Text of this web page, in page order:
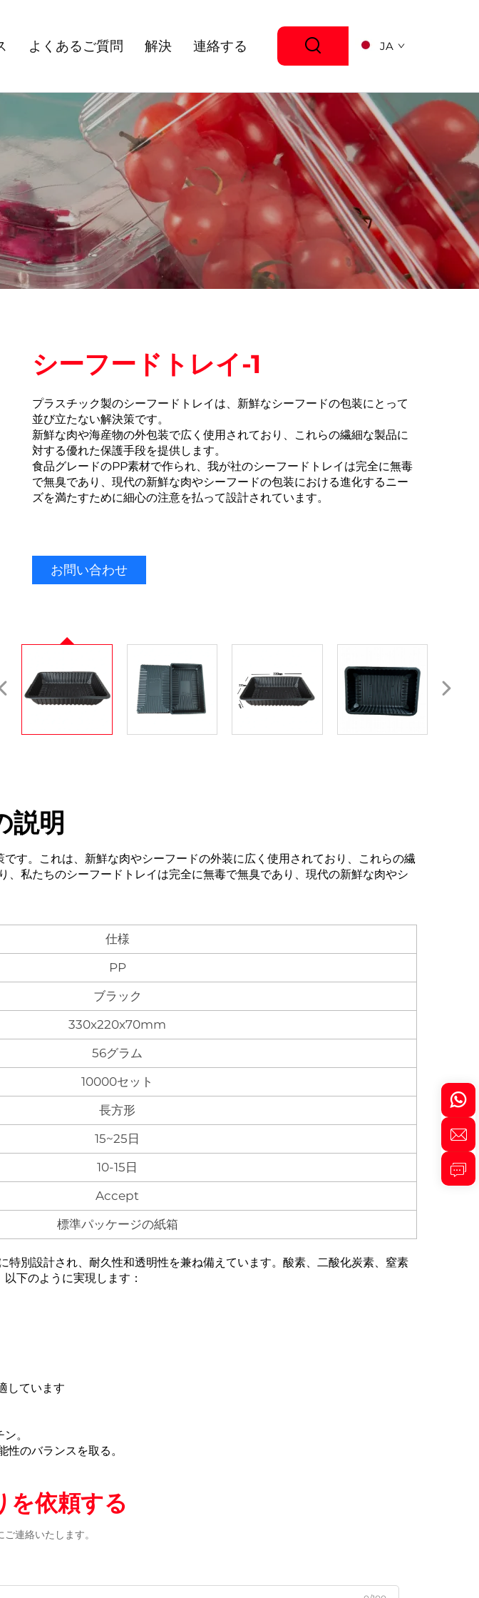
よくあるご質問 解決 連絡する JA
シーフードトレイ-1
プラスチック製のシーフードトレイは、新鮮なシーフードの包装にとって
並び立たない解決策です。
新鮮な肉や海産物の外包装で広く使用されており、これらの繊細な製品に
対する優れた保護手段を提供します。
食品グレードのPP素材で作られ、我が社のシーフードトレイは完全に無毒
で無臭であり、現代の新鮮な肉やシーフードの包装における進化するニー
ズを満たすために細心の注意を払って設計されています。
お問い合わせ
説明
す。これは、新鮮な肉やシーフードの外装に広く使用されており、これらの繊
私たちのシーフードトレイは完全に無毒で無臭であり、現代の新鮮な肉やシ
仕様
PP
ブラック
330x220x70mm
56グラム
10000セット
長方形
15~25日
10-15日
Accept
標準パッケージの紙箱
別設計され、耐久性和透明性を兼ね備えています。酸素、二酸化炭素、窒素
下のように実現します：
しています
。
のバランスを取る。
を依頼する
連絡いたします。